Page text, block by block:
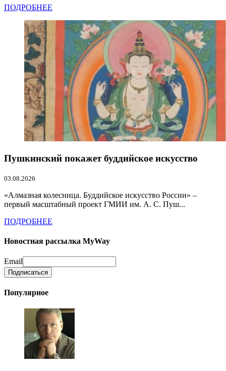
ПОДРОБНЕЕ
Пушкинский покажет буддийское искусство
03.08.2026
«Алмазная колесница. Буддийское искусство России» –
первый масштабный проект ГМИИ им. А. С. Пуш...
ПОДРОБНЕЕ
Новостная рассылка MyWay
Email
Популярное